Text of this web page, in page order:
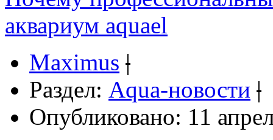
аквариум aquael
Maximus |
Раздел: Aqua-новости |
Опубликовано: 11